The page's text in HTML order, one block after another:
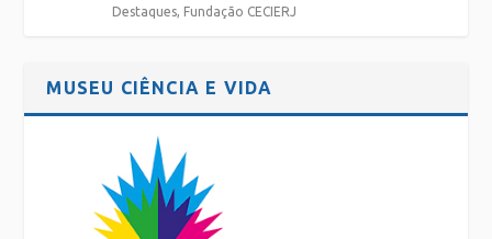
Destaques, Fundação CECIERJ
MUSEU CIÊNCIA E VIDA